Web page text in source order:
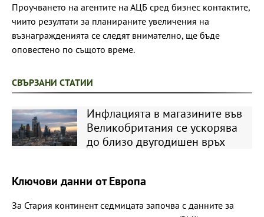
Проучването на агентите на АЦБ сред бизнес контактите,
чиито резултати за планираните увеличения на
възнагражденията се следят внимателно, ще бъде
оповестено по същото време.
СВЪРЗАНИ СТАТИИ
Инфлацията в магазините във
Великобритания се ускорява
до близо двугодишен връх
Ключови данни от Европа
За Стария континент седмицата започва с данните за